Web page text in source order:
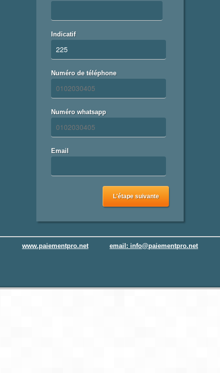
Indicatif
Numéro de téléphone
Numéro whatsapp
Email
L'étape suivante
www.paiementpro.net email: info@paiementpro.net